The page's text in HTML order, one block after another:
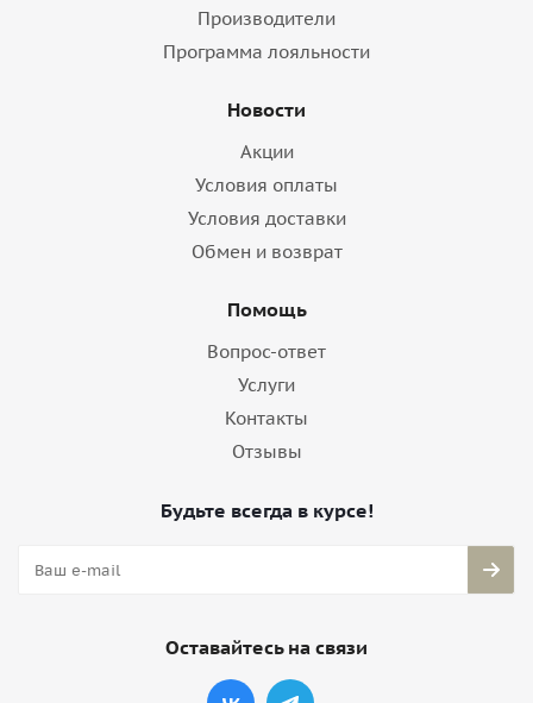
Производители
Программа лояльности
Новости
Акции
Условия оплаты
Условия доставки
Обмен и возврат
Помощь
Вопрос-ответ
Услуги
Контакты
Отзывы
Будьте всегда в курсе!
Оставайтесь на связи